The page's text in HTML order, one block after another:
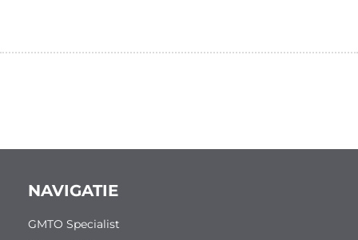
NAVIGATIE
GMTO Specialist